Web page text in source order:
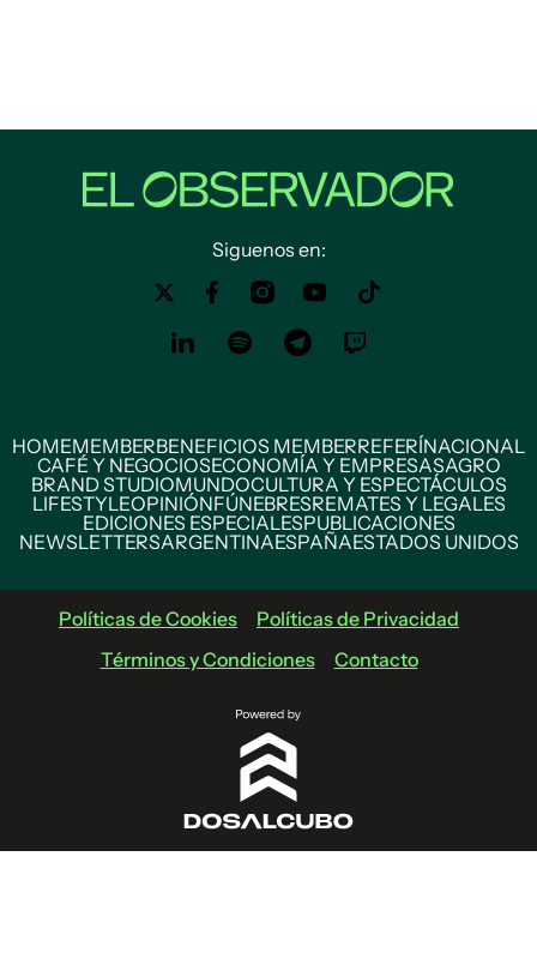
Siguenos en:
HOMEMEMBERBENEFICIOS MEMBERREFERÍNACIONAL
CAFÉ Y NEGOCIOSECONOMÍA Y EMPRESASAGRO
BRAND STUDIOMUNDOCULTURA Y ESPECTÁCULOS
LIFESTYLEOPINIÓNFÚNEBRESREMATES Y LEGALES
EDICIONES ESPECIALESPUBLICACIONES
NEWSLETTERSARGENTINAESPAÑAESTADOS UNIDOS
Políticas de Cookies
Políticas de Privacidad
Términos y Condiciones
Contacto